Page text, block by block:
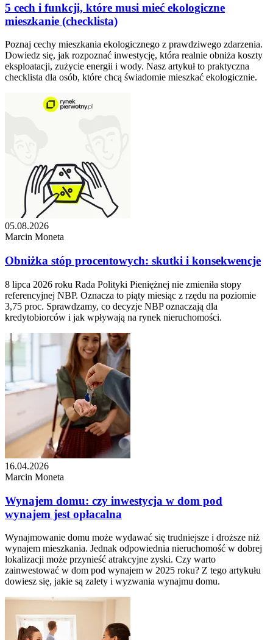
5 cech i funkcji, które musi mieć ekologiczne
mieszkanie (checklista)
Poznaj cechy mieszkania ekologicznego z prawdziwego zdarzenia.
Dowiedz się, jak rozpoznać inwestycję, która realnie obniża koszty
eksploatacji, zużycie energii i wody. Nasz artykuł to praktyczna
checklista dla osób, które chcą świadomie mieszkać ekologicznie.
05.08.2026
Marcin Moneta
Obniżka stóp procentowych: skutki i konsekwencje
8 lipca 2026 roku Rada Polityki Pieniężnej nie zmieniła stopy
referencyjnej NBP. Oznacza to piąty miesiąc z rzędu na poziomie
3,75 proc. Sprawdzamy, co decyzje NBP oznaczają dla
kredytobiorców i jak wpływają na rynek nieruchomości.
16.04.2026
Marcin Moneta
Wynajem domu: czy inwestycja w dom pod
wynajem jest opłacalna
Wynajmowanie domu może wydawać się trudniejsze i droższe niż
wynajem mieszkania. Jednak odpowiednia nieruchomość w dobrej
lokalizacji może przynieść atrakcyjne zyski. Czy warto
zainwestować w dom pod wynajem w 2025 roku? Z tego artykułu
dowiesz się, jakie są zalety i wyzwania wynajmu domu.